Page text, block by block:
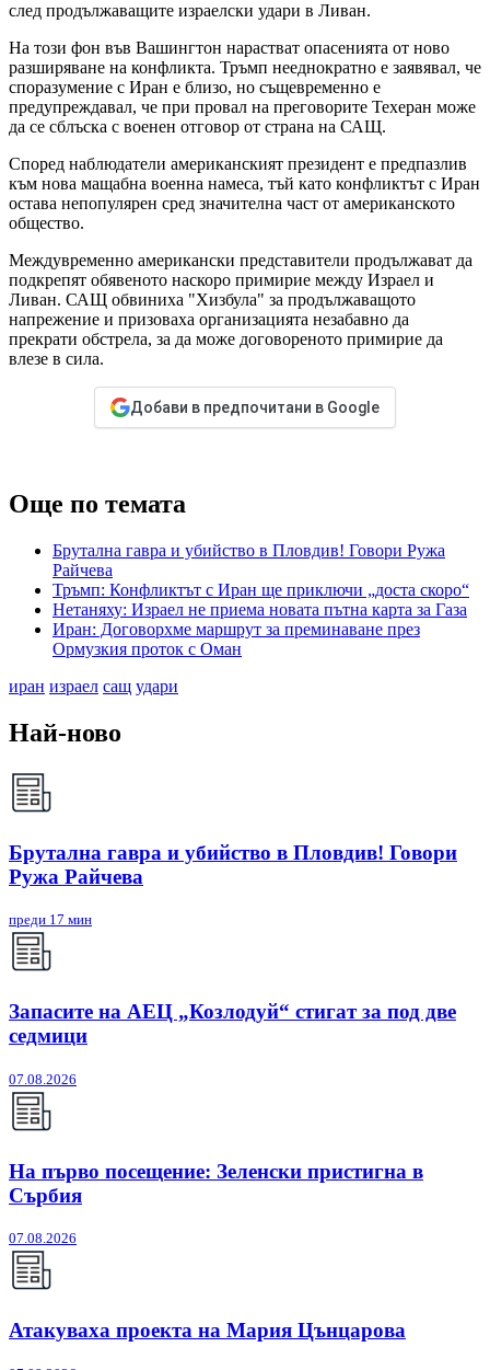
след продължаващите израелски удари в Ливан.
На този фон във Вашингтон нарастват опасенията от ново
разширяване на конфликта. Тръмп нееднократно е заявявал, че
споразумение с Иран е близо, но същевременно е
предупреждавал, че при провал на преговорите Техеран може
да се сблъска с военен отговор от страна на САЩ.
Според наблюдатели американският президент е предпазлив
към нова мащабна военна намеса, тъй като конфликтът с Иран
остава непопулярен сред значителна част от американското
общество.
Междувременно американски представители продължават да
подкрепят обявеното наскоро примирие между Израел и
Ливан. САЩ обвиниха "Хизбула" за продължаващото
напрежение и призоваха организацията незабавно да
прекрати обстрела, за да може договореното примирие да
влезе в сила.
Добави в предпочитани в Google
Още по темата
Брутална гавра и убийство в Пловдив! Говори Ружа
Райчева
Тръмп: Конфликтът с Иран ще приключи „доста скоро“
Нетаняху: Израел не приема новата пътна карта за Газа
Иран: Договорхме маршрут за преминаване през
Ормузкия проток с Оман
иран израел сащ удари
Най-ново
Брутална гавра и убийство в Пловдив! Говори
Ружа Райчева
преди 17 мин
Запасите на АЕЦ „Козлодуй“ стигат за под две
седмици
07.08.2026
На първо посещение: Зеленски пристигна в
Сърбия
07.08.2026
Атакуваха проекта на Мария Цънцарова